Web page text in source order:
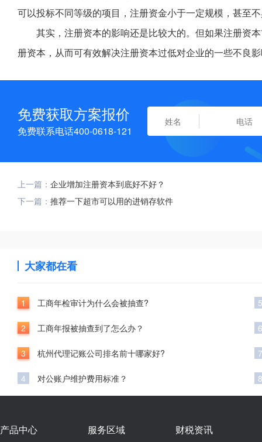
可以投标不同等级的项目，注册资金小于一定规模，甚至
其实，注册资本的影响还是比较大的。但如果注册资
册资本，从而可有效解决注册资本过低对企业的一些不良
免费获取方案报价
免费联系电话400-0618-121
上一篇： 企业增加注册资本到底好不好？
下一篇： 推荐一下超市可以用的进销存软件
大家都在看
1 工商年检审计为什么会被抽查?
2 工商年报被抽查到了怎么办？
3 杭州代理记账公司排名前十哪家好?
4 对公账户维护费用标准？
5
6
7
8
产品中心 服务区域 财税资讯